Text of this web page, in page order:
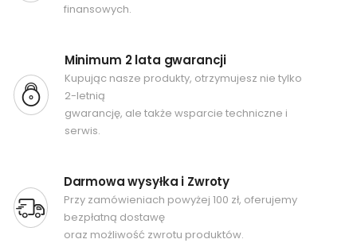
finansowych.
Minimum 2 lata gwarancji
Kupując nasze produkty, otrzymujesz nie tylko
2-letnią
gwarancję, ale także wsparcie techniczne i
serwis.
Darmowa wysyłka i Zwroty
Przy zamówieniach powyżej 100 zł, oferujemy
bezpłatną dostawę
oraz możliwość zwrotu produktów.